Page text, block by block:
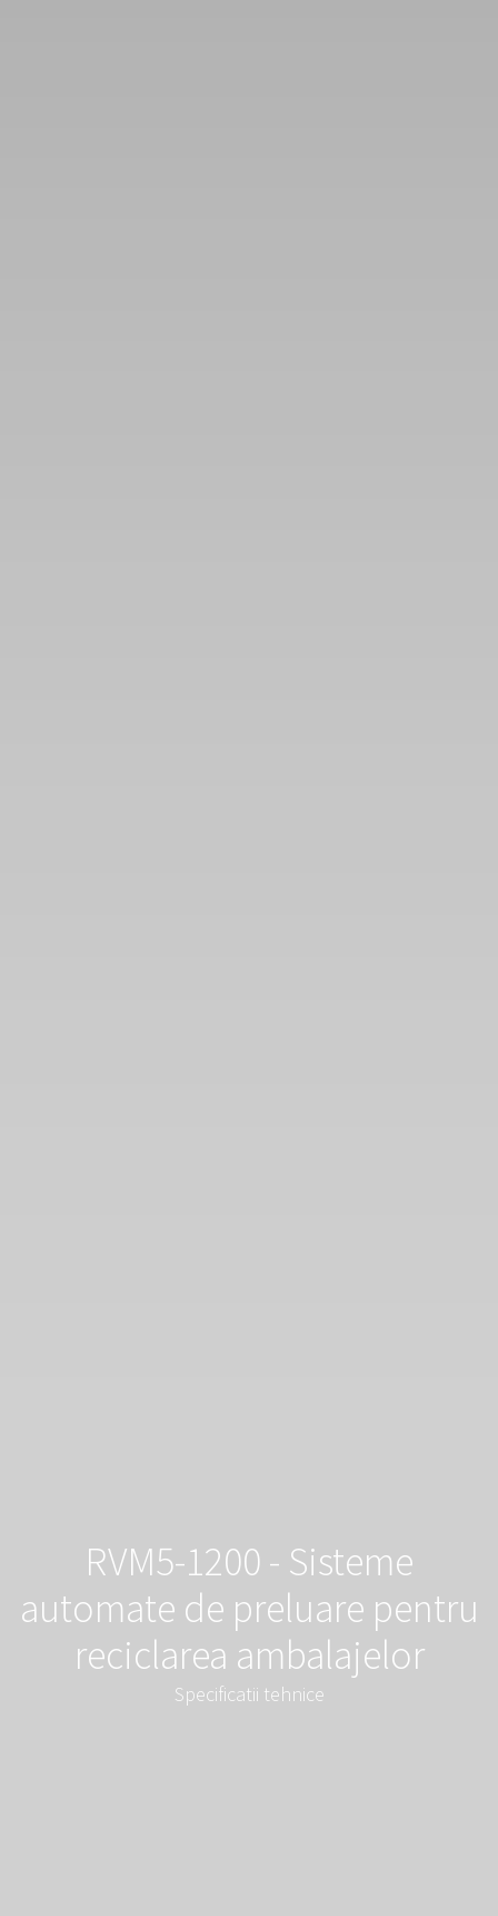
RVM5-1200 - Sisteme
automate de preluare pentru
reciclarea ambalajelor
Specificatii tehnice